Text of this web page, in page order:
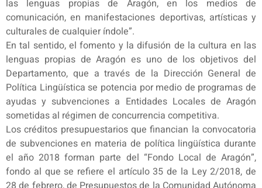
las lenguas propias de Aragón, en los medios de
comunicación, en manifestaciones deportivas, artísticas y
culturales de cualquier índole”.
En tal sentido, el fomento y la difusión de la cultura en las
lenguas propias de Aragón es uno de los objetivos del
Departamento, que a través de la Dirección General de
Política Lingüística se potencia por medio de programas de
ayudas y subvenciones a Entidades Locales de Aragón
sometidas al régimen de concurrencia competitiva.
Los créditos presupuestarios que financian la convocatoria
de subvenciones en materia de política lingüística durante
el año 2018 forman parte del “Fondo Local de Aragón”,
fondo al que se refiere el artículo 35 de la Ley 2/2018, de